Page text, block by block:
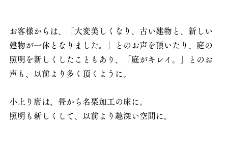
お客様からは、「大変美しくなり、古い建物と、新しい
建物が一体となりました。」とのお声を頂いたり、庭の
照明を新しくしたこともあり、「庭がキレイ。」とのお
声も、以前より多く頂くように。
小上り席は、畳から名栗加工の床に。
照明も新しくして、以前より趣深い空間に。